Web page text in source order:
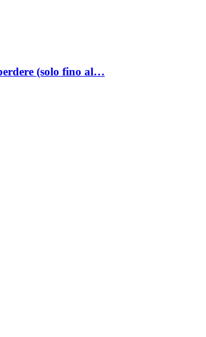
(solo fino al…